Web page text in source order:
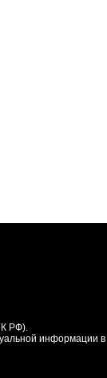
РФ).
информации в